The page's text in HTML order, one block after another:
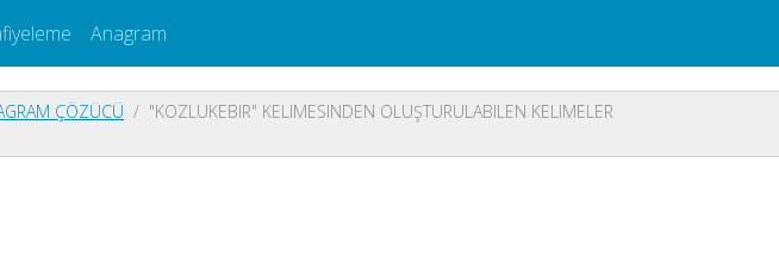
Anagram
ÇÖZÜCÜ
"KOZLUKEBIR" KELIMESINDEN OLUŞTURULABILEN KELIMELER